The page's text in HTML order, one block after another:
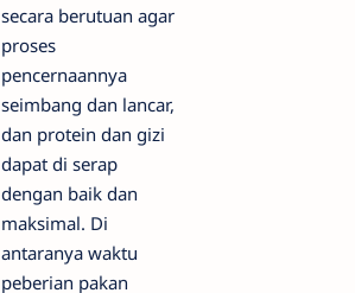
secara berutuan agar
proses
pencernaannya
seimbang dan lancar,
dan protein dan gizi
dapat di serap
dengan baik dan
maksimal. Di
antaranya waktu
peberian pakan